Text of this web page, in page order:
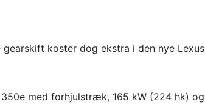
koster dog ekstra i den nye Lexus
med forhjulstræk, 165 kW (224 hk) og